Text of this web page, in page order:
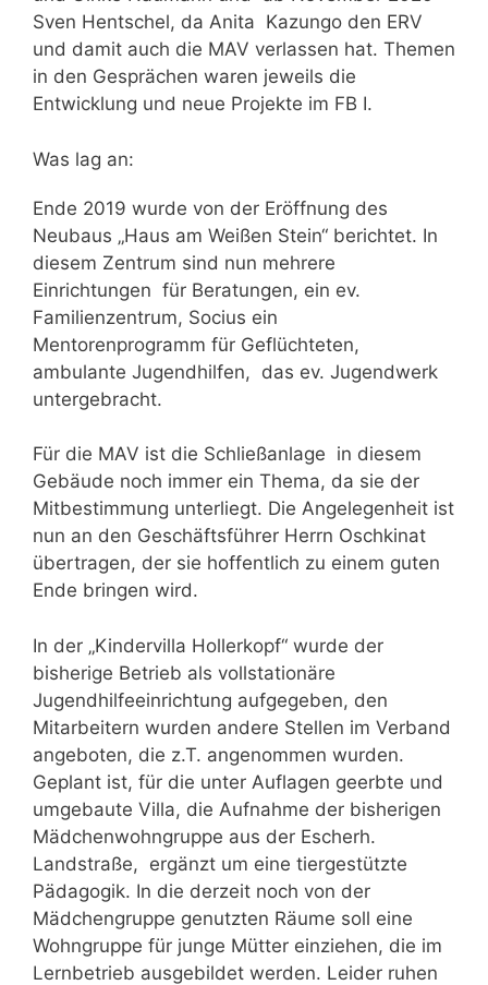
Sven Hentschel, da Anita Kazungo den ERV
und damit auch die MAV verlassen hat. Themen
in den Gesprächen waren jeweils die
Entwicklung und neue Projekte im FB I.
Was lag an:
Ende 2019 wurde von der Eröffnung des
Neubaus „Haus am Weißen Stein“ berichtet. In
diesem Zentrum sind nun mehrere
Einrichtungen für Beratungen, ein ev.
Familienzentrum, Socius ein
Mentorenprogramm für Geflüchteten,
ambulante Jugendhilfen, das ev. Jugendwerk
untergebracht.
Für die MAV ist die Schließanlage in diesem
Gebäude noch immer ein Thema, da sie der
Mitbestimmung unterliegt. Die Angelegenheit ist
nun an den Geschäftsführer Herrn Oschkinat
übertragen, der sie hoffentlich zu einem guten
Ende bringen wird.
In der „Kindervilla Hollerkopf“ wurde der
bisherige Betrieb als vollstationäre
Jugendhilfeeinrichtung aufgegeben, den
Mitarbeitern wurden andere Stellen im Verband
angeboten, die z.T. angenommen wurden.
Geplant ist, für die unter Auflagen geerbte und
umgebaute Villa, die Aufnahme der bisherigen
Mädchenwohngruppe aus der Escherh.
Landstraße, ergänzt um eine tiergestützte
Pädagogik. In die derzeit noch von der
Mädchengruppe genutzten Räume soll eine
Wohngruppe für junge Mütter einziehen, die im
Lernbetrieb ausgebildet werden. Leider ruhen